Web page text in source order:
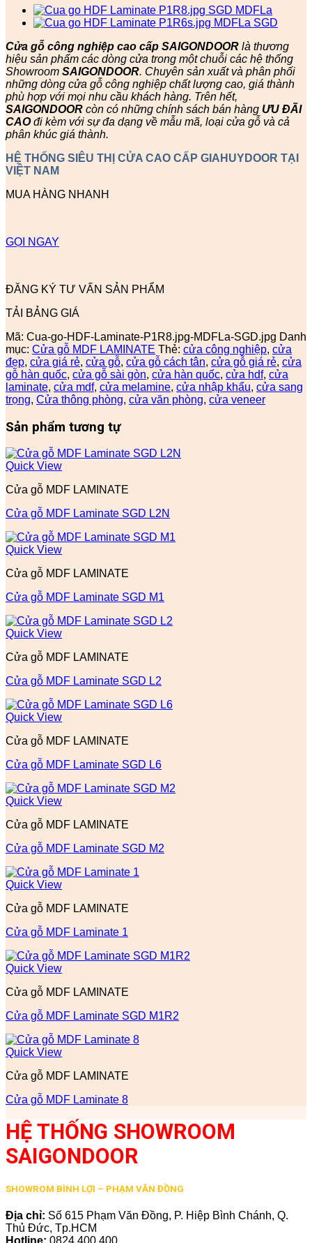
Cửa gỗ công nghiệp cao cấp SAIGONDOOR là thương
hiệu sản phẩm các dòng cửa trong một chuỗi các hệ thống
Showroom SAIGONDOOR. Chuyên sản xuất và phân phối
những dòng cửa gỗ công nghiệp chất lượng cao, giá thành
phù hợp với mọi nhu cầu khách hàng. Trên hết,
SAIGONDOOR còn có những chính sách bán hàng ƯU ĐÃI
CAOđi kèm với sự đa dạng về mẫu mã, loại cửa gỗ và cả
phân khúc giá thành.
HỆ THỐNG SIÊU THỊ CỬA CAO CẤP GIAHUYDOOR TẠI
VIỆT NAM
MUA HÀNG NHANH
GỌI NGAY
ĐĂNG KÝ TƯ VẤN SẢN PHẨM
TẢI BẢNG GIÁ
Mã: Cua-go-HDF-Laminate-P1R8.jpg-MDFLa-SGD.jpg Danh
mục: Cửa gỗ MDF LAMINATE Thẻ: cửa công nghiệp, cửa
đẹp, cửa giá rẻ, cửa gỗ, cửa gỗ cách tân, cửa gỗ giá rẻ, cửa
gỗ hàn quốc, cửa gỗ sài gòn, cửa hàn quốc, cửa hdf, cửa
laminate, cửa mdf, cửa melamine, cửa nhập khẩu, cửa sang
trọng, Cửa thông phòng, cửa văn phòng, cửa veneer
Sản phẩm tương tự
Quick View
Cửa gỗ MDF LAMINATE
Cửa gỗ MDF Laminate SGD L2N
Quick View
Cửa gỗ MDF LAMINATE
Cửa gỗ MDF Laminate SGD M1
Quick View
Cửa gỗ MDF LAMINATE
Cửa gỗ MDF Laminate SGD L2
Quick View
Cửa gỗ MDF LAMINATE
Cửa gỗ MDF Laminate SGD L6
Quick View
Cửa gỗ MDF LAMINATE
Cửa gỗ MDF Laminate SGD M2
Quick View
Cửa gỗ MDF LAMINATE
Cửa gỗ MDF Laminate 1
Quick View
Cửa gỗ MDF LAMINATE
Cửa gỗ MDF Laminate SGD M1R2
Quick View
Cửa gỗ MDF LAMINATE
Cửa gỗ MDF Laminate 8
HỆ THỐNG SHOWROOM
SAIGONDOOR
SHOWROM BÌNH LỢI – PHẠM VĂN ĐỒNG
Địa chỉ: Số 615 Phạm Văn Đồng, P. Hiệp Bình Chánh, Q.
Thủ Đức, Tp.HCM